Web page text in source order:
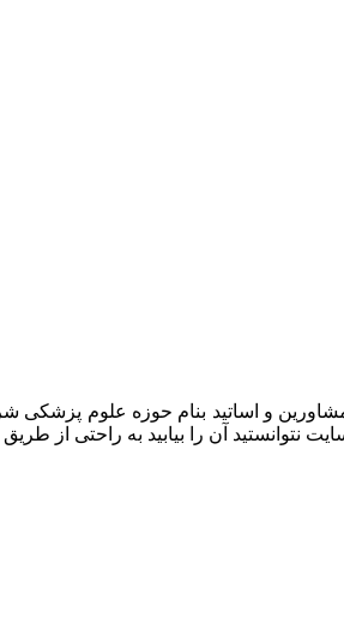
و اساتید بنام حوزه علوم پزشکی
آن را بیابید به راحتی از